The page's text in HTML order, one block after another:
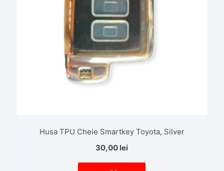
Husa TPU Cheie Smartkey Toyota, Silver
30,00 lei